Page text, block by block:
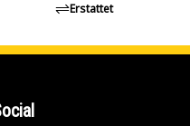
Erstattet